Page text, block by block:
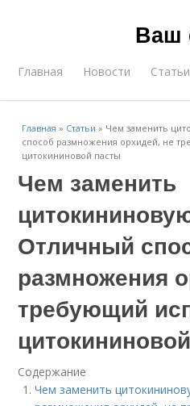
Ваш
Главная Новости Статьи
Главная » Статьи » Чем заменить
способ размножения орхидей, не
цитокининовой пасты
Чем заменить
Отличный
размножения
требующий
Содержание
Чем заменить